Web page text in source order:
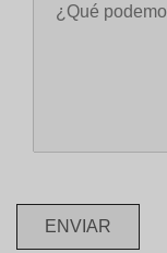
ENVIAR